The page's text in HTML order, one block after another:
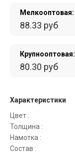
Мелкооптовая:
88.33 руб
Крупнооптовая:
80.30 руб
Характеристики
Цвет :
Толщина :
Намотка :
Состав :